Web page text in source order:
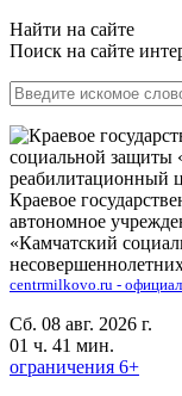
Найти на сайте
Поиск на сайте
Краевое
автономное
«Камчатский
centrmilkovo.ru -
Сб. 08 авг. 2026 г.
01 ч. 41 мин.
ограничения 6+